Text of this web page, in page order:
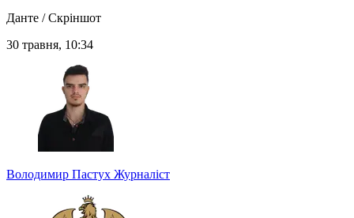
Данте / Скріншот
30 травня, 10:34
Володимир Пастух Журналіст